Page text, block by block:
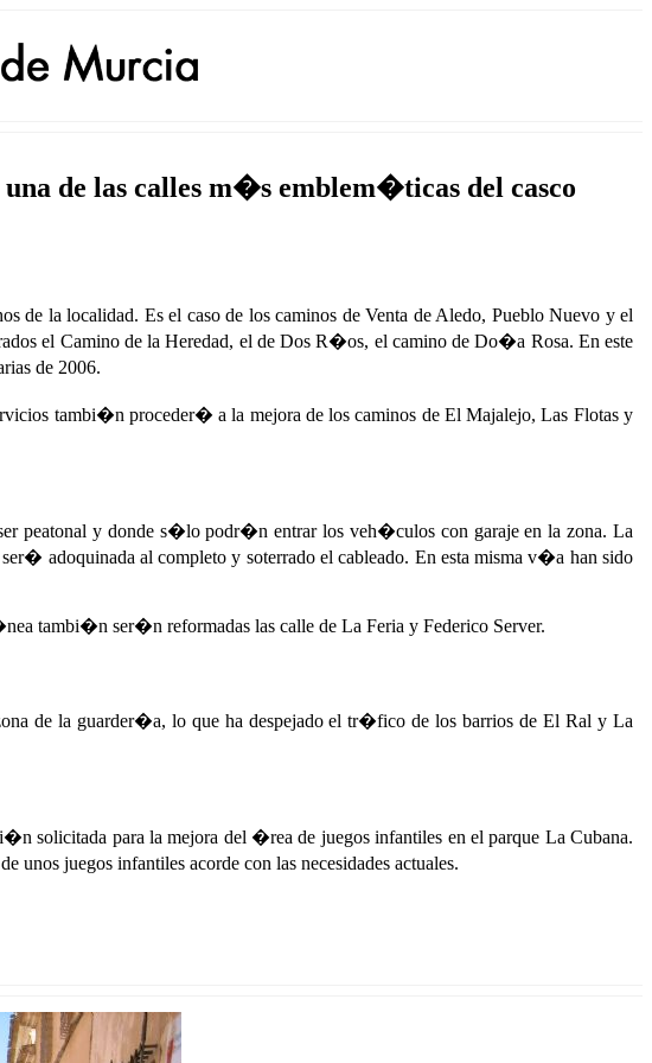
de las calles m�s emblem�ticas del casco
la localidad. Es el caso de los caminos de Venta de Aledo, Pueblo Nuevo y el
el Camino de la Heredad, el de Dos R�os, el camino de Do�a Rosa. En este
de 2006.
tambi�n proceder� a la mejora de los caminos de El Majalejo, Las Flotas y
peatonal y donde s�lo podr�n entrar los veh�culos con garaje en la zona. La
adoquinada al completo y soterrado el cableado. En esta misma v�a han sido
tambi�n ser�n reformadas las calle de La Feria y Federico Server.
de la guarder�a, lo que ha despejado el tr�fico de los barrios de El Ral y La
solicitada para la mejora del �rea de juegos infantiles en el parque La Cubana.
juegos infantiles acorde con las necesidades actuales.